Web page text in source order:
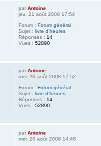
parAntoine
jeu. 21 août 2008 17:54
Forum :Forum général
Sujet :livre d'heures
Réponses : 14
Vues :52890
parAntoine
mer. 20 août 2008 17:52
Forum :Forum général
Sujet :livre d'heures
Réponses : 14
Vues :52890
parAntoine
mer. 20 août 2008 14:48